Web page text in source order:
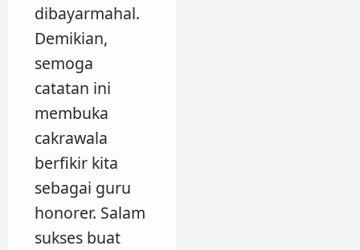
dibayarmahal.
Demikian,
semoga
catatan ini
membuka
cakrawala
berfikir kita
sebagai guru
honorer. Salam
sukses buat